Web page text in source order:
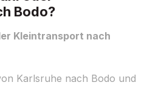
Bodo?
Kleintransport nach
Karlsruhe nach Bodo und